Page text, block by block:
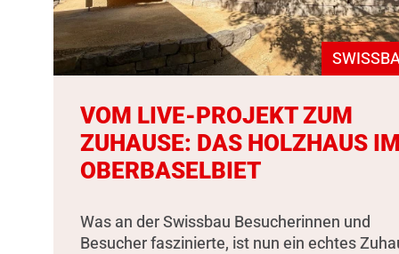
VOM LIVE-PROJEKT ZUM
ZUHAUSE: DAS HOLZHAUS
OBERBASELBIET
Was an der Swissbau Besucherinnen und
Besucher faszinierte, ist nun ein echtes